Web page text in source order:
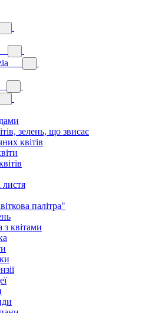
зелень, що звисає
квітів
листя
палітра"
квітами